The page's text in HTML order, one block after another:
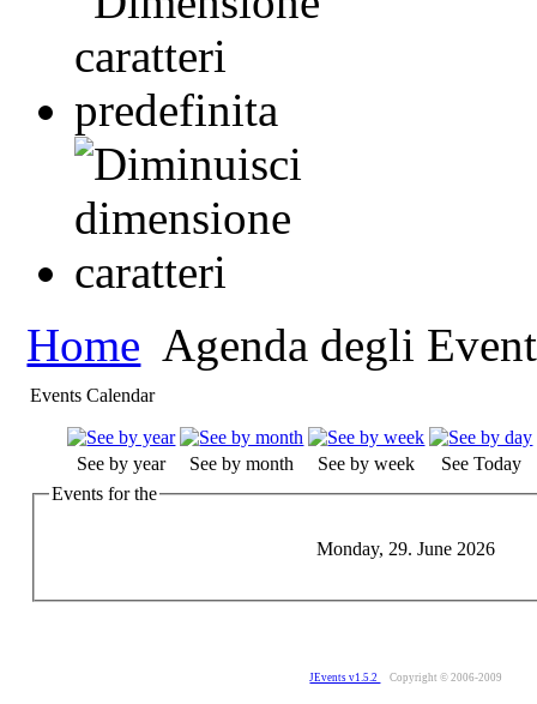
Home Agenda degli
Events Calendar
See by year See by month See by week
See Today
Events for the
Monday, 29. June 2026
JEvents v1.5.2 Copyright © 2006-2009